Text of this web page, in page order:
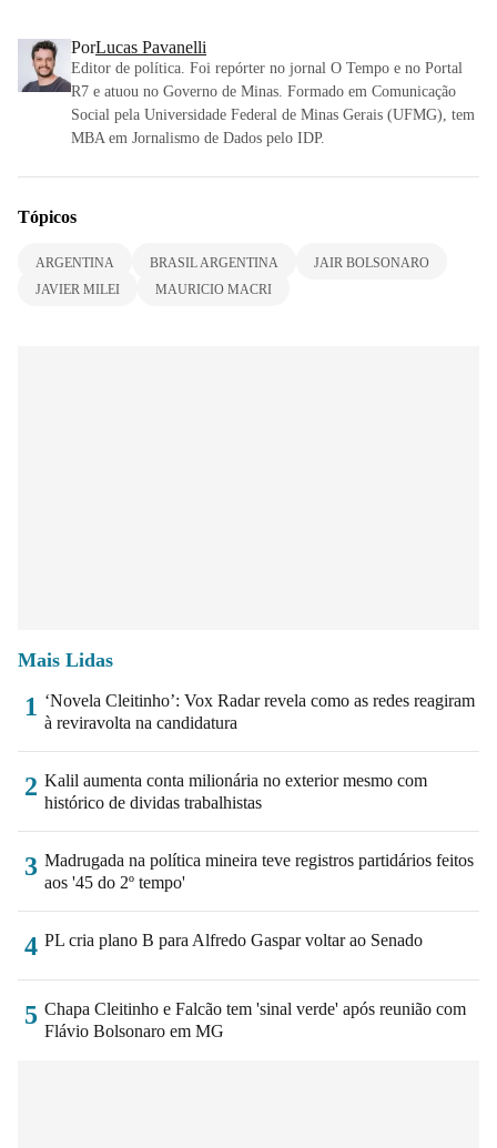
PorLucas Pavanelli
Editor de política. Foi repórter no jornal O Tempo e no Portal
R7 e atuou no Governo de Minas. Formado em Comunicação
Social pela Universidade Federal de Minas Gerais (UFMG), tem
MBA em Jornalismo de Dados pelo IDP.
Tópicos
ARGENTINA BRASIL ARGENTINA
JAIR BOLSONARO
JAVIER MILEI
MAURICIO MACRI
Mais Lidas
1 ‘Novela Cleitinho’: Vox Radar revela como as redes reagiram
à reviravolta na candidatura
2 Kalil aumenta conta milionária no exterior mesmo com
histórico de dividas trabalhistas
3 Madrugada na política mineira teve registros partidários feitos
aos '45 do 2º tempo'
4 PL cria plano B para Alfredo Gaspar voltar ao Senado
5 Chapa Cleitinho e Falcão tem 'sinal verde' após reunião com
Flávio Bolsonaro em MG